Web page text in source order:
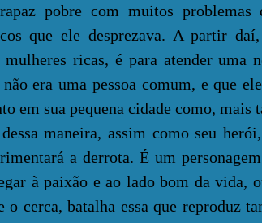
pobre com muitos problemas
que ele desprezava. A partir
ricas, é para atender uma
era uma pessoa comum, e que
em sua pequena cidade como, mais
maneira, assim como seu herói,
a derrota. É um
à paixão e ao lado bom da vida,
cerca, batalha essa que reproduz